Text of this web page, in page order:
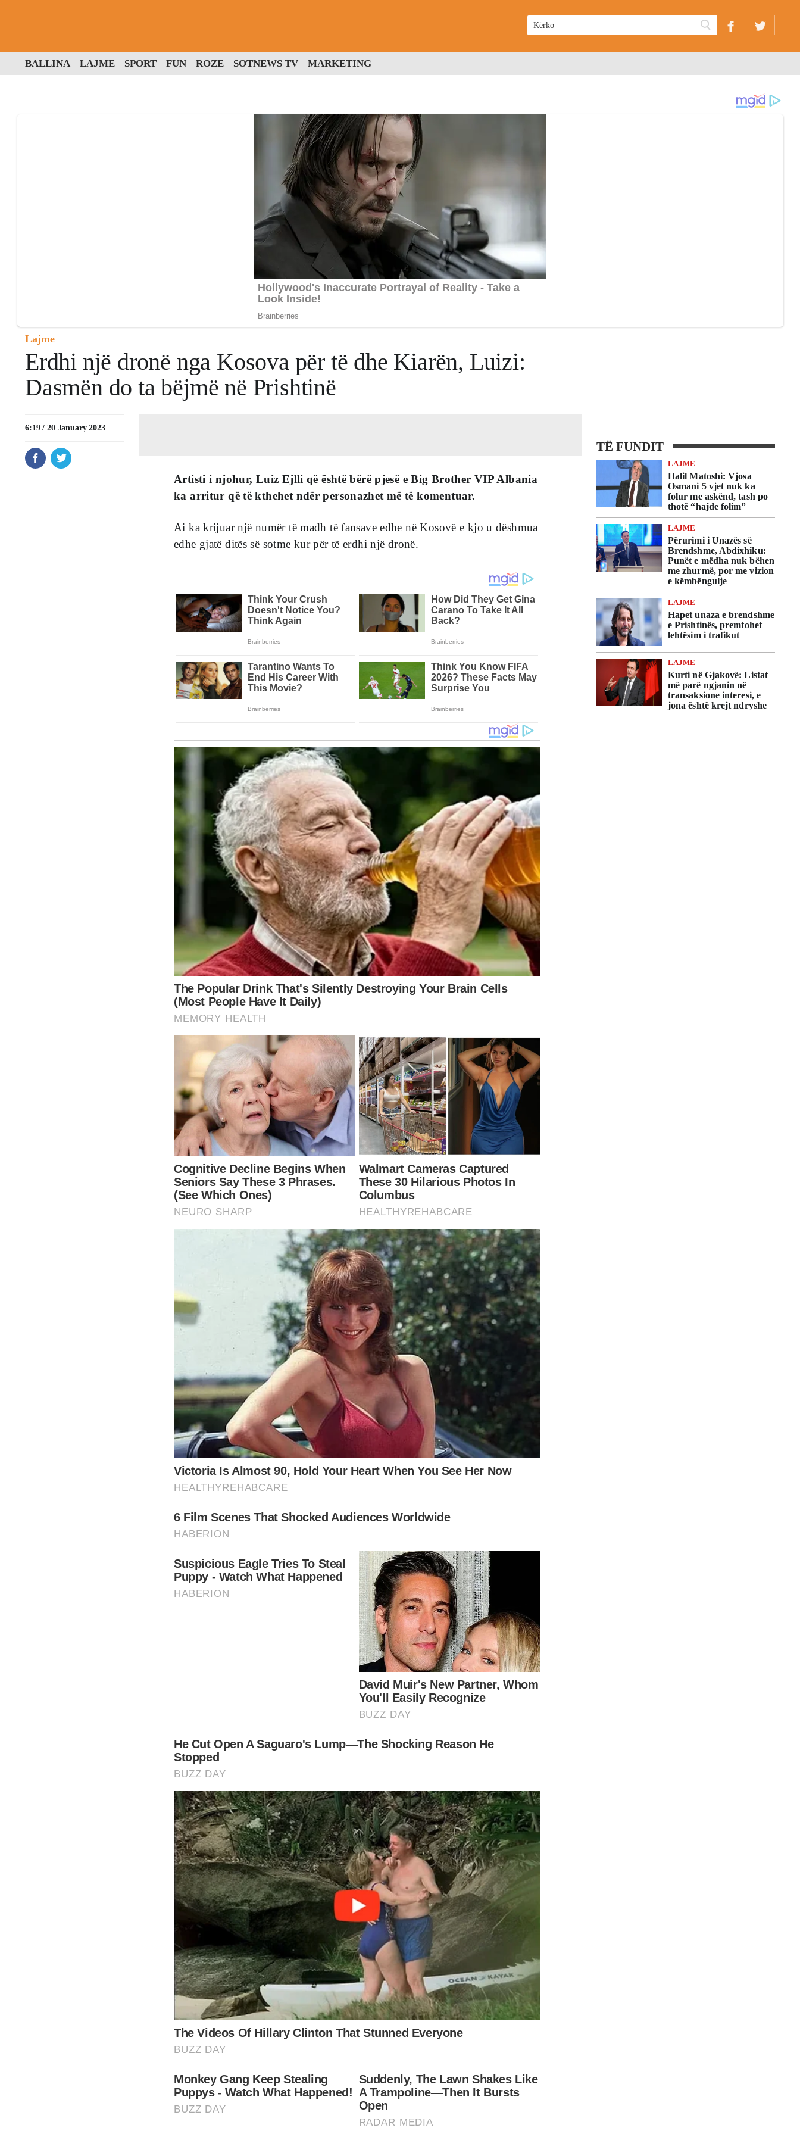
BALLINA LAJME SPORT FUN ROZE SOTNEWS TV MARKETING
Lajme
Erdhi një dronë nga Kosova për të dhe Kiarën, Luizi:
Dasmën do ta bëjmë në Prishtinë
6:19 / 20 January 2023
TË FUNDIT
LAJME
Halil Matoshi: Vjosa
Osmani 5 vjet nuk ka
folur me askënd, tash po
thotë “hajde folim”
LAJME
Përurimi i Unazës së
Brendshme, Abdixhiku:
Punët e mëdha nuk bëhen
me zhurmë, por me vizion
e këmbëngulje
LAJME
Hapet unaza e brendshme
e Prishtinës, premtohet
lehtësim i trafikut
LAJME
Kurti në Gjakovë: Listat
më parë ngjanin në
transaksione interesi, e
jona është krejt ndryshe
Artisti i njohur, Luiz Ejlli që është bërë pjesë e Big Brother VIP Albania
ka arritur që të kthehet ndër personazhet më të komentuar.
Ai ka krijuar një numër të madh të fansave edhe në Kosovë e kjo u dëshmua
edhe gjatë ditës së sotme kur për të erdhi një dronë.